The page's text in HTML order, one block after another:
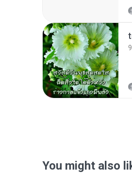
You might also